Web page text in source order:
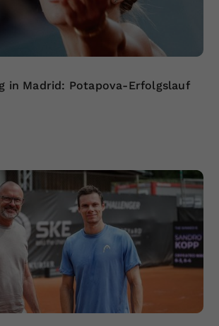
in Madrid: Potapova-Erfolgslauf